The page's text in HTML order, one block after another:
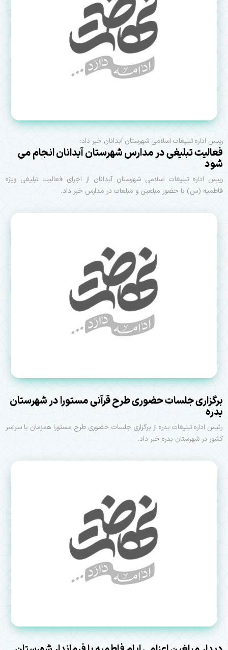
رییس اداره تبلیغات اسلامی شهرستان آبدانان خبر داد:
فعالیت تبلیغی در مدارس شهرستان آبدانان انجام می
شود
رییس اداره تبلیغات اسلامی شهرستان آبدانان از اجرای فعالیت تبلیغی ویژه
فاطمیه (س) با حضور مبلغین و مبلغات در مدارس خبر داد.
برگزاری جلسات حضوری طرح قرآنی مستورا در شهرستان
بدره
رئیس اداره تبلیغات بدره از برگزاری جلسات حضوری طرح مستورا همزمان با سراسر
کشور در شهرستان بدره خبر داد.